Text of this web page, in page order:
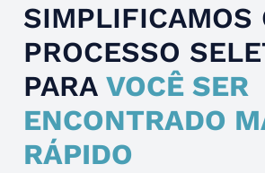
SIMPLIFICAMOS
PROCESSO
PARA VOCÊ SER
ENCONTRADO
RÁPIDO